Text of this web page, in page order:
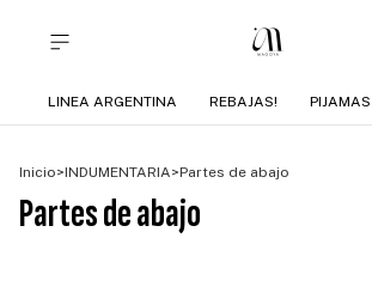
LINEA ARGENTINA REBAJAS! PIJAMAS
Inicio>INDUMENTARIA>Partes de abajo
Partes de abajo